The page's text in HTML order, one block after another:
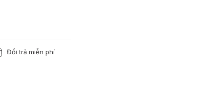
Đổi trả miễn phí